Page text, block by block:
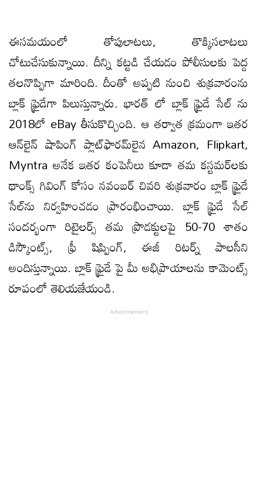
ఈసమయంలో తోపులాటలు, తొక్కిసలాటలు
చోటుచేసుకున్నాయి. దీన్ని కట్టడి చేయడం పోలీసులకు పెద్ద
తలనొప్పిగా మారింది. దీంతో అప్పటి నుంచి శుక్రవారంను
బ్లాక్ ఫ్రైడేగా పిలుస్తున్నారు. భారత్ లో బ్లాక్ ఫ్రైడే సేల్ ను
2018లో eBay తీసుకొచ్చింది. ఆ తర్వాత క్రమంగా ఇతర
ఆన్‌లైన్ షాపింగ్ ప్లాట్‌ఫారమ్‌లైన Amazon, Flipkart,
Myntra అనేక ఇతర కంపెనీలు కూడా తమ కస్టమర్‌లకు
థాంక్స్ గివింగ్ కోసం నవంబర్ చివరి శుక్రవారం బ్లాక్ ఫ్రైడే
సేల్‌ను నిర్వహించడం ప్రారంభించాయి. బ్లాక్ ఫ్రైడే సేల్
సందర్భంగా రిటైలర్స్ తమ ప్రొడక్టులపై 50-70 శాతం
డిస్కౌంట్స్, ఫ్రీ షిప్పింగ్, ఈజీ రిటర్న్ పాలసీని
అందిస్తున్నాయి. బ్లాక్ ఫ్రైడే పై మీ అభిప్రాయాలను కామెంట్స్
రూపంలో తెలియజేయండి.